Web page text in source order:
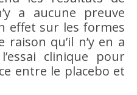
a aucune preuve
effet sur les formes
qu’il n’y en a
clinique pour
entre le placebo et